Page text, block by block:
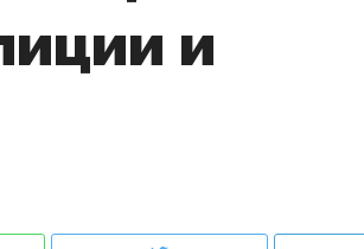
и
клиентах и чудных запросах